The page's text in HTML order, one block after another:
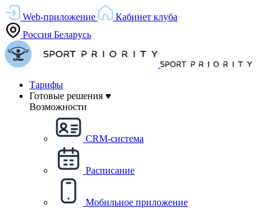
Web-приложение
Кабинет клуба
Россия Беларусь
Тарифы
Готовые решения
Возможности
CRM-система
Расписание
Мобильное приложение